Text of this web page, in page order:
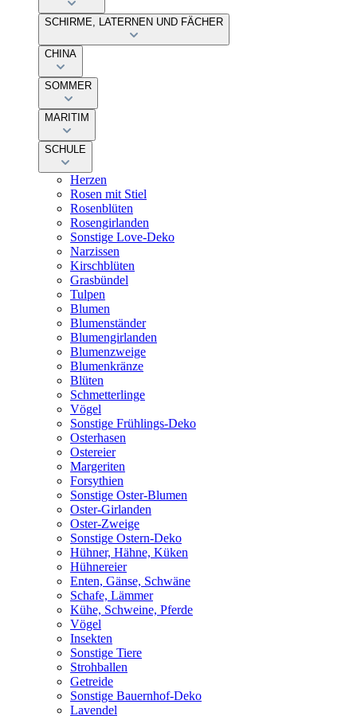
SCHIRME, LATERNEN UND FÄCHER
CHINA
SOMMER
MARITIM
SCHULE
Herzen
Rosen mit Stiel
Rosenblüten
Rosengirlanden
Sonstige Love-Deko
Narzissen
Kirschblüten
Grasbündel
Tulpen
Blumen
Blumenständer
Blumengirlanden
Blumenzweige
Blumenkränze
Blüten
Schmetterlinge
Vögel
Sonstige Frühlings-Deko
Osterhasen
Ostereier
Margeriten
Forsythien
Sonstige Oster-Blumen
Oster-Girlanden
Oster-Zweige
Sonstige Ostern-Deko
Hühner, Hähne, Küken
Hühnereier
Enten, Gänse, Schwäne
Schafe, Lämmer
Kühe, Schweine, Pferde
Vögel
Insekten
Sonstige Tiere
Strohballen
Getreide
Sonstige Bauernhof-Deko
Lavendel